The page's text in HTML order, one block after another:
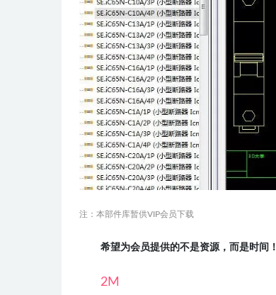
注：本部件库暂供VIP会员下载
希望为会员提供的不是资源，而是时间！
2M